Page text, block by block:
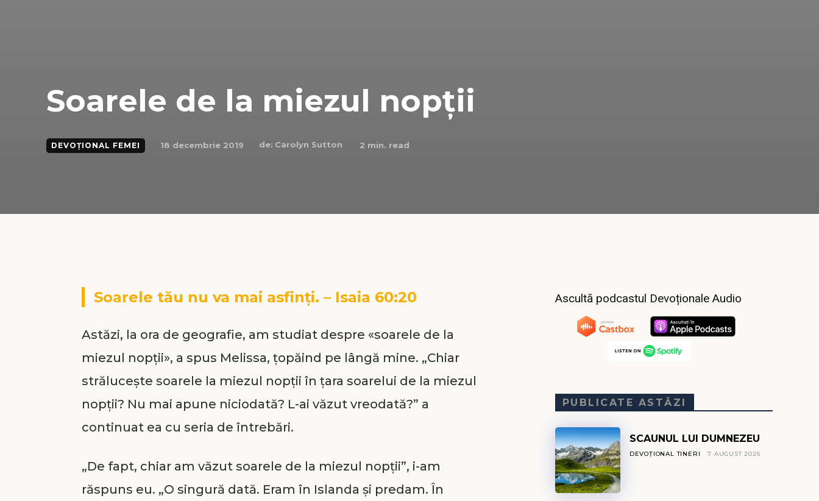
Soarele de la miezul nopții
DEVOȚIONAL FEMEI 18 decembrie 2019 de: Carolyn Sutton 2 min. read
Soarele tău nu va mai asfinţi. – Isaia 60:20
Astăzi, la ora de geografie, am studiat despre «soarele de la
miezul nopţii», a spus Melissa, ţopăind pe lângă mine. „Chiar
străluceşte soarele la miezul nopţii în ţara soarelui de la miezul
nopţii? Nu mai apune niciodată? L-ai văzut vreodată?” a
continuat ea cu seria de întrebări.
„De fapt, chiar am văzut soarele de la miezul nopţii”, i-am
răspuns eu. „O singură dată. Eram în Islanda şi predam. În
Ascultă podcastul Devoționale Audio
PUBLICATE ASTĂZI
SCAUNUL LUI DUMNEZEU
DEVOȚIONAL TINERI 7 AUGUST 2026